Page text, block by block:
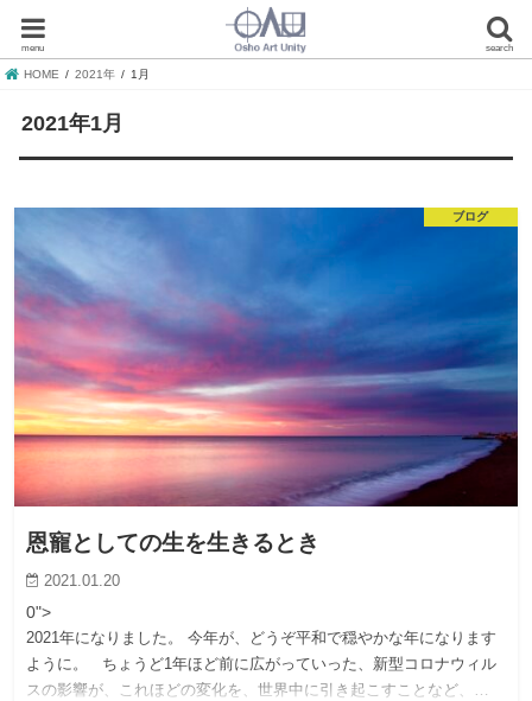
search
menu
HOME 2021年 1月
2021年1月
ブログ
恩寵としての生を生きるとき
2021.01.20
0">
2021年になりました。 今年が、どうぞ平和で穏やかな年になります
ように。 ちょうど1年ほど前に広がっていった、新型コロナウィル
スの影響が、これほどの変化を、世界中に引き起こすことなど、…